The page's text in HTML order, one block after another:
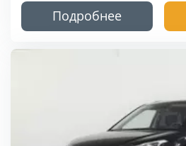
Подробнее